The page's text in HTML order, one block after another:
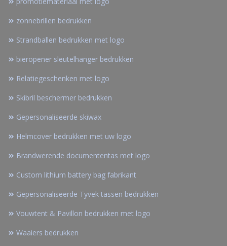
zonnebrillen bedrukken
Strandballen bedrukken met logo
bieropener sleutelhanger bedrukken
Relatiegeschenken met logo
Skibril beschermer bedrukken
Gepersonaliseerde skiwax
Helmcover bedrukken met uw logo
Brandwerende documententas met logo
Custom lithium battery bag fabrikant
Gepersonaliseerde Tyvek tassen bedrukken
Vouwtent & Pavillon bedrukken met logo
Waaiers bedrukken